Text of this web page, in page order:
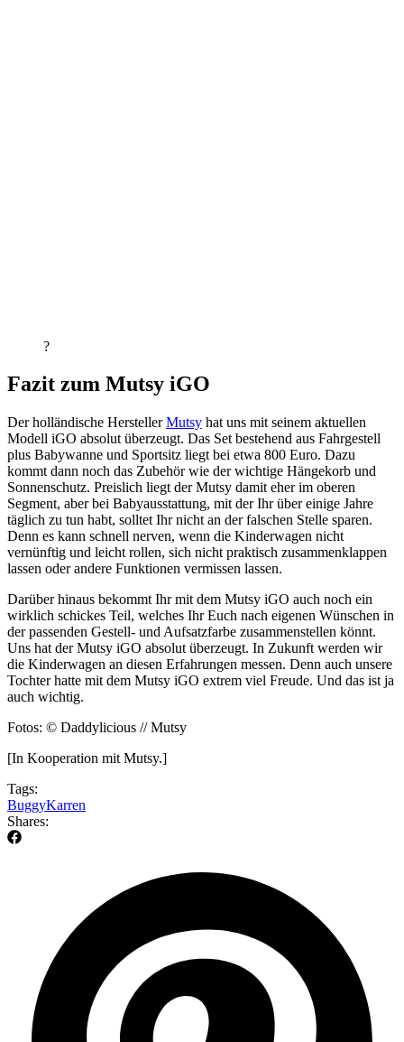
?
Fazit zum Mutsy iGO
Der holländische HerstellerMutsy hat uns mit seinem aktuellen
Modell iGO absolut überzeugt. Das Set bestehend aus Fahrgestell
plus Babywanne und Sportsitz liegt bei etwa 800 Euro. Dazu
kommt dann noch das Zubehör wie der wichtige Hängekorb und
Sonnenschutz. Preislich liegt der Mutsy damit eher im oberen
Segment, aber bei Babyausstattung, mit der Ihr über einige Jahre
täglich zu tun habt, solltet Ihr nicht an der falschen Stelle sparen.
Denn es kann schnell nerven, wenn die Kinderwagen nicht
vernünftig und leicht rollen, sich nicht praktisch zusammenklappen
lassen oder andere Funktionen vermissen lassen.
Darüber hinaus bekommt Ihr mit dem Mutsy iGO auch noch ein
wirklich schickes Teil, welches Ihr Euch nach eigenen Wünschen in
der passenden Gestell- und Aufsatzfarbe zusammenstellen könnt.
Uns hat der Mutsy iGO absolut überzeugt. In Zukunft werden wir
die Kinderwagen an diesen Erfahrungen messen. Denn auch unsere
Tochter hatte mit dem Mutsy iGO extrem viel Freude. Und das ist ja
auch wichtig.
Fotos: © Daddylicious // Mutsy
[In Kooperation mit Mutsy.]
Tags:
BuggyKarren
Shares: